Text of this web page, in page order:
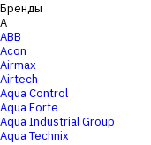
Бренды
A
ABB
Acon
Airmax
Airtech
Aqua Control
Aqua Forte
Aqua Industrial Group
Aqua Technix